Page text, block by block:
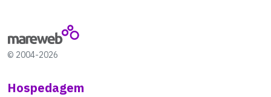
© 2004-2026
Hospedagem